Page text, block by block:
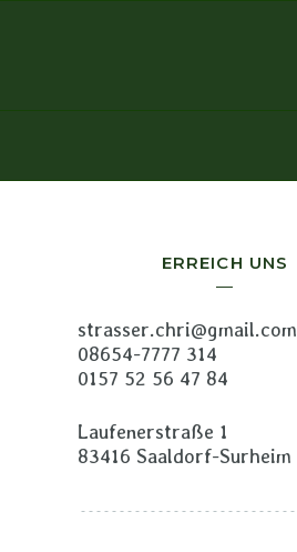
ERREICH UNS
strasser.chri@gmail.com
08654-7777 314
0157 52 56 47 84
Laufenerstraße 1
83416 Saaldorf-Surheim